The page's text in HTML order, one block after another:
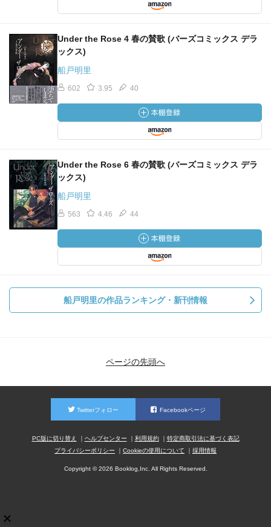
Under the Rose 4 春の賛歌 (バーズコミックス デラ
ックス)
船戸明里
602 3.95 40
Under the Rose 6 春の賛歌 (バーズコミックス デラ
ックス)
船戸明里
563 4.46 44
船戸明里の作品ランキング・新刊情報
ページの先頭へ
Twitterフォロー Facebookページ
PC版に切り替え ヘルプセンター 利用規約
特定商取引法に基づく表記
プライバシーポリシー
Cookieの使用について 採用情報
Copyright © 2026 Booklog,Inc. All Rights Reserved.